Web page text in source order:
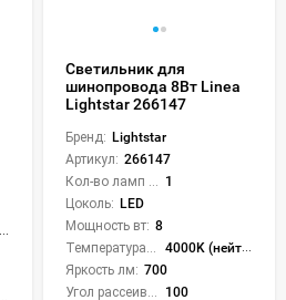
Светильник для
шинопровода 8Вт Linea
Lightstar 266147
Бренд: Lightstar
Артикул: 266147
1
Цоколь: LED
Мощность вт: 8
4000K (нейтральный)
Яркость лм: 700
100